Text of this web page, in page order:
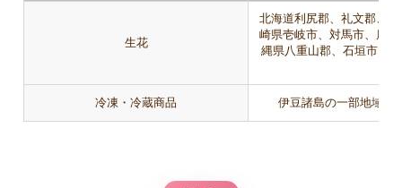
生花
北海道利尻郡、礼文郡、
崎県壱岐市、対馬市、鹿
縄県八重山郡、石垣市、
冷凍・冷蔵商品 伊豆諸島の一部地域（